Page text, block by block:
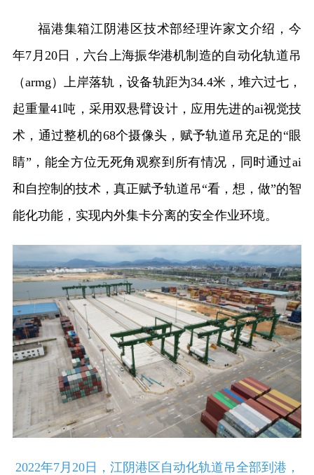
福港集箱江阴港区技术部经理许家文介绍，今
年7月20日，六台上海振华港机制造的自动化轨道吊
（armg）上岸落轨，设备轨距为34.4米，堆六过七，
起重量41吨，采用双悬臂设计，应用先进的ai视觉技
术，通过整机的68个摄像头，赋予轨道吊充足的“眼
睛”，能全方位无死角观察到所有情况，同时通过ai
和自控制的技术，真正赋予轨道吊“看，想，做”的智
能化功能，实现内外集卡分离的安全作业环境。
2022年7月20日，江阴港区自动化轨道吊全部到港，